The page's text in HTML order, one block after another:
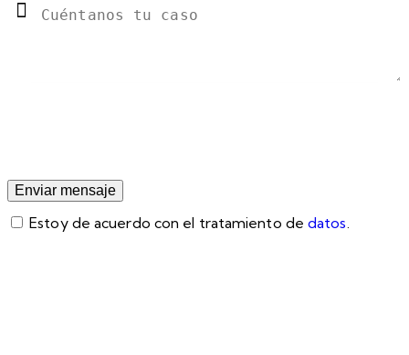
Estoy de acuerdo con el tratamiento dedatos